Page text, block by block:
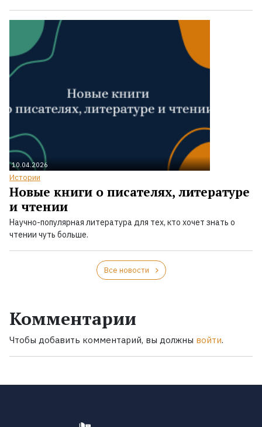
10.04.2026
Истории
Новые книги о писателях, литературе
и чтении
Научно-популярная литература для тех, кто хочет знать о
чтении чуть больше.
Все новости
Комментарии
Чтобы добавить комментарий, вы должны войти.